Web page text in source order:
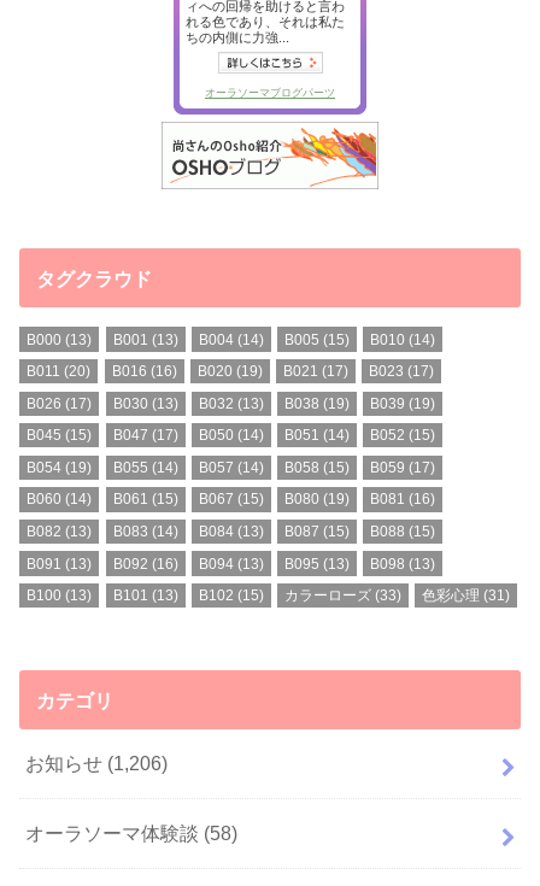
タグクラウド
B000 (13) B001 (13) B004(14) B005 (15) B010 (14)
B011 (20) B016 (16) B020 (19) B021 (17) B023 (17)
B026 (17) B030 (13) B032 (13) B038 (19) B039 (19)
B045 (15) B047 (17) B050 (14) B051 (14) B052 (15)
B054 (19) B055 (14) B057 (14) B058 (15) B059 (17)
B060 (14) B061 (15) B067 (15) B080 (19) B081 (16)
B082 (13) B083 (14) B084(13) B087 (15) B088 (15)
B091 (13) B092 (16) B094(13) B095 (13) B098 (13)
B100 (13) B101 (13) B102 (15) カラーローズ (33) 色彩心理 (31)
カテゴリ
お知らせ (1,206)
オーラソーマ体験談 (58)